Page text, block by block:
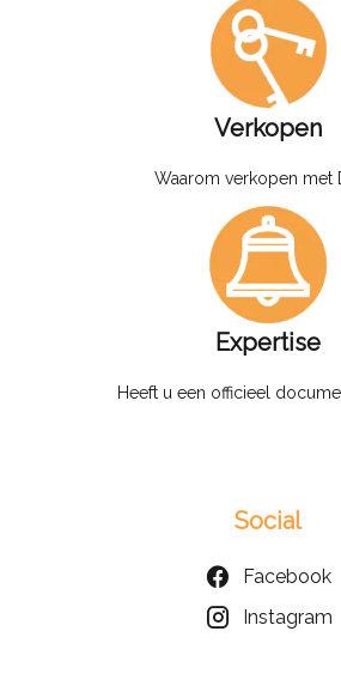
Verkopen
Waarom verkopen met
Expertise
Heeft u een officieel
Social
Facebook
Instagram